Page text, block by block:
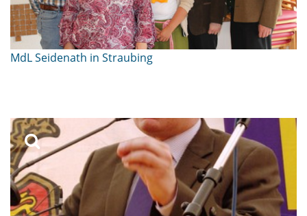
MdL Seidenath in Straubing